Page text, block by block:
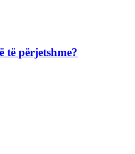
të përjetshme?